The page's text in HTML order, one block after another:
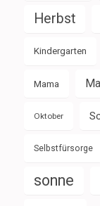
Herbst
Kindergarten
Mama
Oktober
Selbstfürsorge
sonne